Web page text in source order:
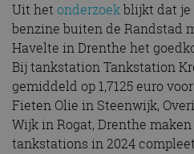
Uit het onderzoekblijkt dat je
benzine buiten de Randstad
Havelte in Drenthe het
Bij tankstation Tankstation
gemiddeld op 1,7125 euro
Fieten Olie in Steenwijk,
Wijk in Rogat, Drenthe
tankstations in 2024